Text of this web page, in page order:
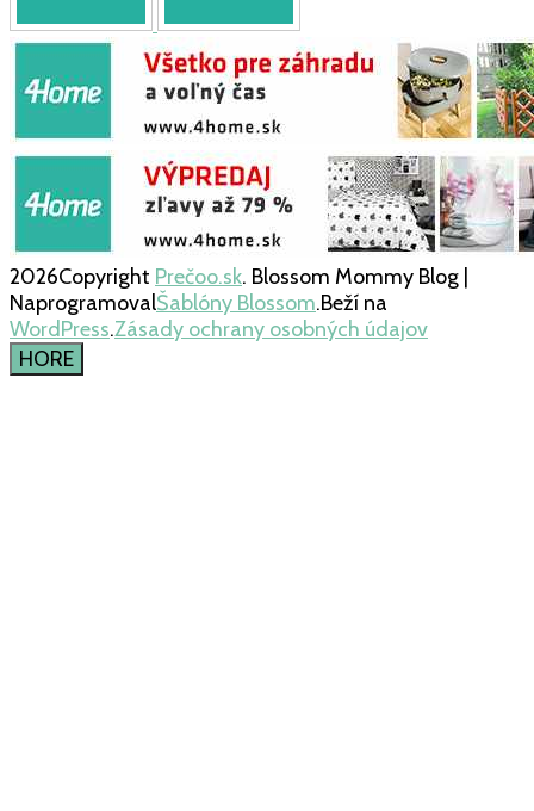
2026Copyright Prečoo.sk. Blossom Mommy Blog |
NaprogramovalŠablóny Blossom.Beží na
WordPress.Zásady ochrany osobných údajov
HORE